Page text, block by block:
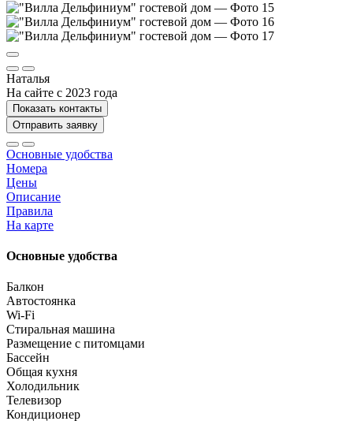
Наталья
На сайте с 2023 года
Показать контакты
Отправить заявку
Основные удобства
Номера
Цены
Описание
Правила
На карте
Основные удобства
Балкон
Автостоянка
Wi-Fi
Стиральная машина
Размещение с питомцами
Бассейн
Общая кухня
Холодильник
Телевизор
Кондиционер